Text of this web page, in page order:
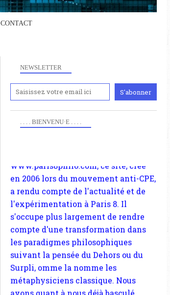
CONTACT
NEWSLETTER
. . . . BIENVENU·E . . . .
Anciennement
www.paris8philo.com, ce site, créé
en 2006 lors du mouvement anti-CPE,
compte d'une transformation dans
les paradigmes philosophiques
suivant la pensée du Dehors ou du
Surpli, omme la nomme les
métaphysiciens classique. Nous
avons quant à nous déjà basculé
d'emblée dans la modernité
quantique, résolvant la plupart des
impasses philosophique du WWe
siècle. Cette pensée hors contrat est